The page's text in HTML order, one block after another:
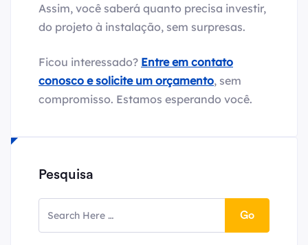
Assim, você saberá quanto precisa investir,
do projeto à instalação, sem surpresas.
Ficou interessado? Entre em contato
conosco e solicite um orçamento, sem
compromisso. Estamos esperando você.
Pesquisa
Go